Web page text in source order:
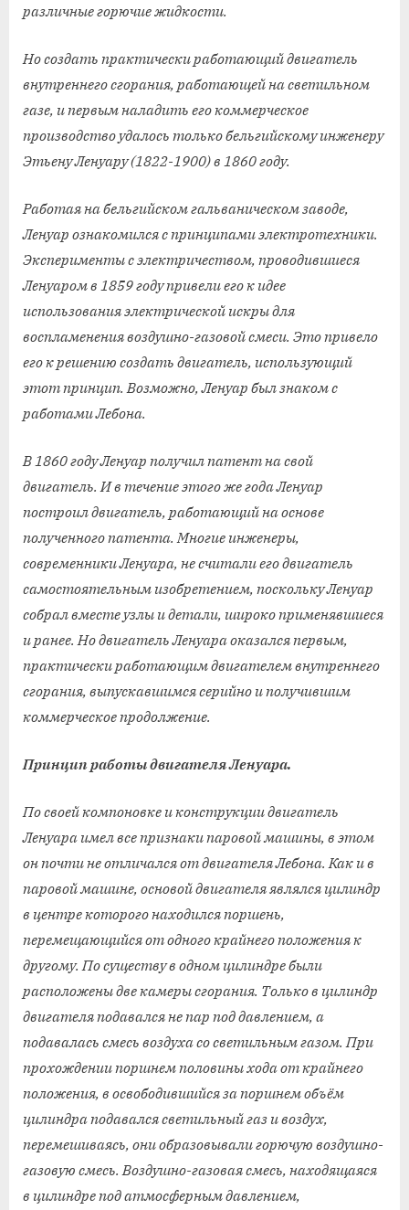
различные горючие жидкости.
Но создать практически работающий двигатель
внутреннего сгорания, работающей на светильном
газе, и первым наладить его коммерческое
производство удалось только бельгийскому инженеру
Этьену Ленуару (1822-1900) в 1860 году.
Работая на бельгийском гальваническом заводе,
Ленуар ознакомился с принципами электротехники.
Эксперименты с электричеством, проводившиеся
Ленуаром в 1859 году привели его к идее
использования электрической искры для
воспламенения воздушно-газовой смеси. Это привело
его к решению создать двигатель, использующий
этот принцип. Возможно, Ленуар был знаком с
работами Лебона.
В 1860 году Ленуар получил патент на свой
двигатель. И в течение этого же года Ленуар
построил двигатель, работающий на основе
полученного патента. Многие инженеры,
современники Ленуара, не считали его двигатель
самостоятельным изобретением, поскольку Ленуар
собрал вместе узлы и детали, широко применявшиеся
и ранее. Но двигатель Ленуара оказался первым,
практически работающим двигателем внутреннего
сгорания, выпускавшимся серийно и получившим
коммерческое продолжение.
Принцип работы двигателя Ленуара.
По своей компоновке и конструкции двигатель
Ленуара имел все признаки паровой машины, в этом
он почти не отличался от двигателя Лебона. Как и в
паровой машине, основой двигателя являлся цилиндр
в центре которого находился поршень,
перемещающийся от одного крайнего положения к
другому. По существу в одном цилиндре были
расположены две камеры сгорания. Только в цилиндр
двигателя подавался не пар под давлением, а
подавалась смесь воздуха со светильным газом. При
прохождении поршнем половины хода от крайнего
положения, в освободившийся за поршнем объём
цилиндра подавался светильный газ и воздух,
перемешиваясь, они образовывали горючую воздушно-
газовую смесь. Воздушно-газовая смесь, находящаяся
в цилиндре под атмосферным давлением,